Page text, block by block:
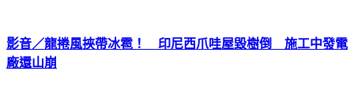
影音／龍捲風挾帶冰雹！ 印尼西爪哇屋毀樹倒 施工中發電